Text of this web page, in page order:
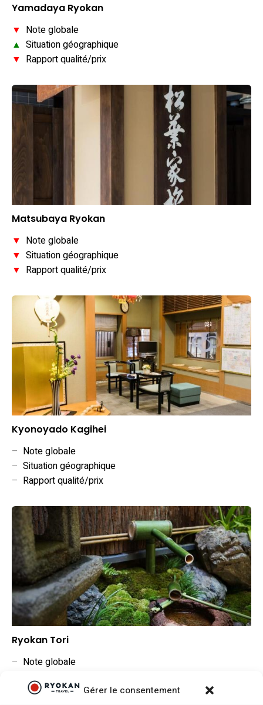
Gérer le consentement
Yamadaya Ryokan
▼ Note globale
▲ Situation géographique
▼ Rapport qualité/prix
Matsubaya Ryokan
▼ Note globale
▼ Situation géographique
▼ Rapport qualité/prix
Kyonoyado Kagihei
– Note globale
– Situation géographique
– Rapport qualité/prix
Ryokan Tori
– Note globale
Rapport qualité/prix